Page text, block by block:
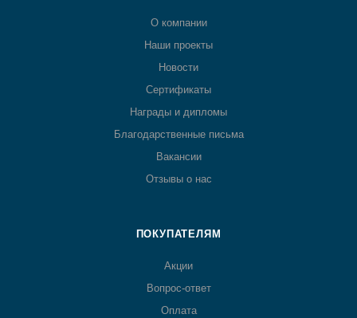
О компании
Наши проекты
Новости
Сертификаты
Награды и дипломы
Благодарственные письма
Вакансии
Отзывы о нас
ПОКУПАТЕЛЯМ
Акции
Вопрос-ответ
Оплата